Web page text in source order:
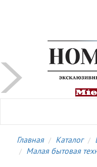
Главная Каталог
Малая бытовая